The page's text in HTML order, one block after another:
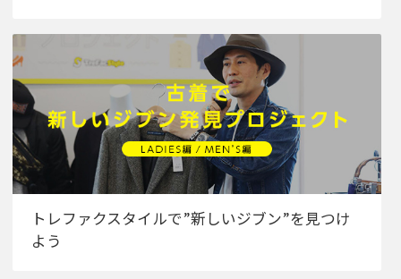
トレファクスタイルで”新しいジブン”を見つけ
よう